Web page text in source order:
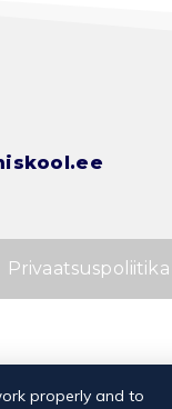
Privaatsuspoliitika
properly and to